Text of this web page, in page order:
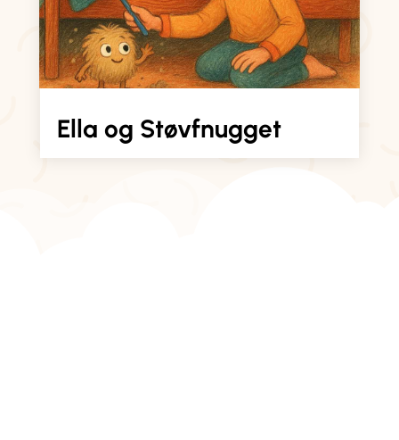
Ella og Støvfnugget